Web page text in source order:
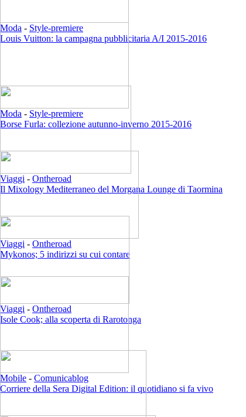
Moda - Style-premiere
Louis Vuitton: la campagna pubblicitaria A/I 2015-2016
Moda - Style-premiere
Borse Furla: collezione autunno-inverno 2015-2016
Viaggi - Ontheroad
Il Mixology Mediterraneo del Morgana Lounge di Taormina
Viaggi - Ontheroad
Mykonos; 5 indirizzi su cui contare
Viaggi - Ontheroad
Isole Cook; alla scoperta di Rarotonga
Mobile - Comunicablog
Corriere della Sera Digital Edition: il quotidiano si fa vivo